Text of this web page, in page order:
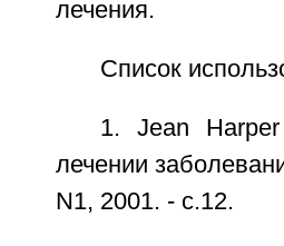
лечения.
Список
1. Jean
лечении
N1, 2001. - с.12.